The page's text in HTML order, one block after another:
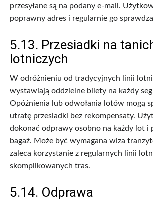
przesyłane są na podany e-mail.
poprawny adres i regularnie go
5.13. Przesiadki na
lotniczych
W odróżnieniu od tradycyjnych linii
wystawiają oddzielne bilety na każdy
Opóźnienia lub odwołania lotów mogą
utratę przesiadki bez rekompensaty.
dokonać odprawy osobno na każdy lot i
bagaż. Może być wymagana wiza
zaleca korzystanie z regularnych linii
skomplikowanych tras.
5.14. Odprawa